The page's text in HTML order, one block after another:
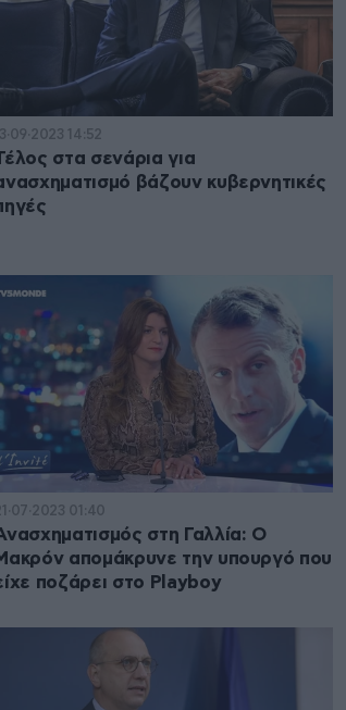
14:52
στα σενάρια για
βάζουν κυβερνητικές
01:40
στη Γαλλία: Ο
απομάκρυνε την υπουργό που
ποζάρει στο Playboy